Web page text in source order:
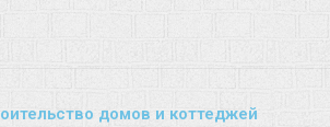
домов и коттеджей